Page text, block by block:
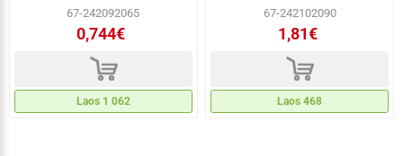
67-242092065
0,744€
d
Laos 1 062
67-242102090
1,81€
d
Laos 468